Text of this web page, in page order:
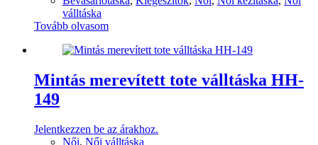
válltáska
Tovább olvasom
Mintás merevített tote válltáska HH-
149
Jelentkezzen be az árakhoz.
Női, Női válltáska